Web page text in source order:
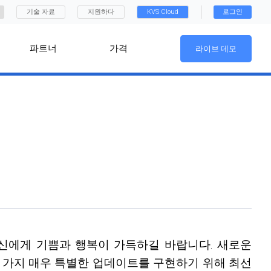
기술 자료 지원하다 KVS Cloud 로그인
파트너 가격 라이브 데모
게 기쁨과 행복이 가득하길 바랍니다. 새로운
지 매우 특별한 업데이트를 구현하기 위해 최선